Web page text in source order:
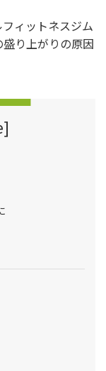
ィットネスジム
り上がりの原因
]